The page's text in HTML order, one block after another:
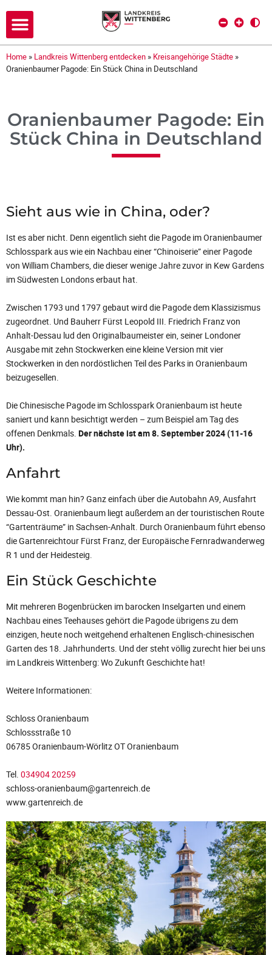
Home » Landkreis Wittenberg entdecken » Kreisangehörige Städte »
Oranienbaumer Pagode: Ein Stück China in Deutschland
Oranienbaumer Pagode: Ein
Stück China in Deutschland
Sieht aus wie in China, oder?
Ist es aber nicht. Denn eigentlich sieht die Pagode im Oranienbaumer
Schlosspark aus wie ein Nachbau einer “Chinoiserie” einer Pagode
von William Chambers, die dieser wenige Jahre zuvor in Kew Gardens
im Südwesten Londons erbaut hat.
Zwischen 1793 und 1797 gebaut wird die Pagode dem Klassizismus
zugeordnet. Und Bauherr Fürst Leopold III. Friedrich Franz von
Anhalt-Dessau lud den Originalbaumeister ein, seiner Londoner
Ausgabe mit zehn Stockwerken eine kleine Version mit vier
Stockwerken in den nordöstlichen Teil des Parks in Oranienbaum
beizugesellen.
Die Chinesische Pagode im Schlosspark Oranienbaum ist heute
saniert und kann besichtigt werden – zum Beispiel am Tag des
offenen Denkmals. Der nächste ist am 8. September 2024 (11-16
Uhr).
Anfahrt
Wie kommt man hin? Ganz einfach über die Autobahn A9, Ausfahrt
Dessau-Ost. Oranienbaum liegt außerdem an der touristischen Route
“Gartenträume” in Sachsen-Anhalt. Durch Oranienbaum führt ebenso
die Gartenreichtour Fürst Franz, der Europäische Fernradwanderweg
R 1 und der Heidesteig.
Ein Stück Geschichte
Mit mehreren Bogenbrücken im barocken Inselgarten und einem
Nachbau eines Teehauses gehört die Pagode übrigens zu dem
einzigen, heute noch weitgehend erhaltenen Englisch-chinesischen
Garten des 18. Jahrhunderts. Und der steht völlig zurecht hier bei uns
im Landkreis Wittenberg: Wo Zukunft Geschichte hat!
Weitere Informationen:
Schloss Oranienbaum
Schlossstraße 10
06785 Oranienbaum-Wörlitz OT Oranienbaum
Tel. 034904 20259
schloss-oranienbaum@gartenreich.de
www.gartenreich.de